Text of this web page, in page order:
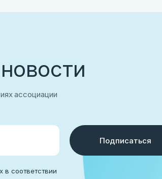
ассоциации
в соответствии
Подписаться